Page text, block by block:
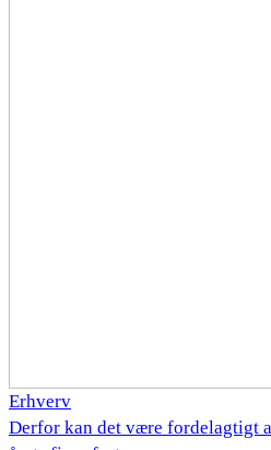
Erhverv
Derfor kan det være fordelagtigt